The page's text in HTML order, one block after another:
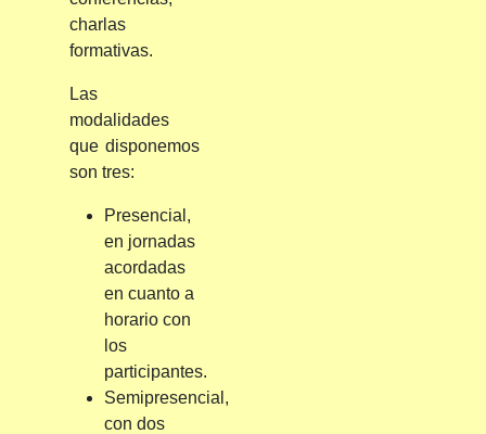
charlas
formativas.
Las
modalidades
que disponemos
son tres:
Presencial,
en jornadas
acordadas
en cuanto a
horario con
los
participantes.
Semipresencial,
con dos